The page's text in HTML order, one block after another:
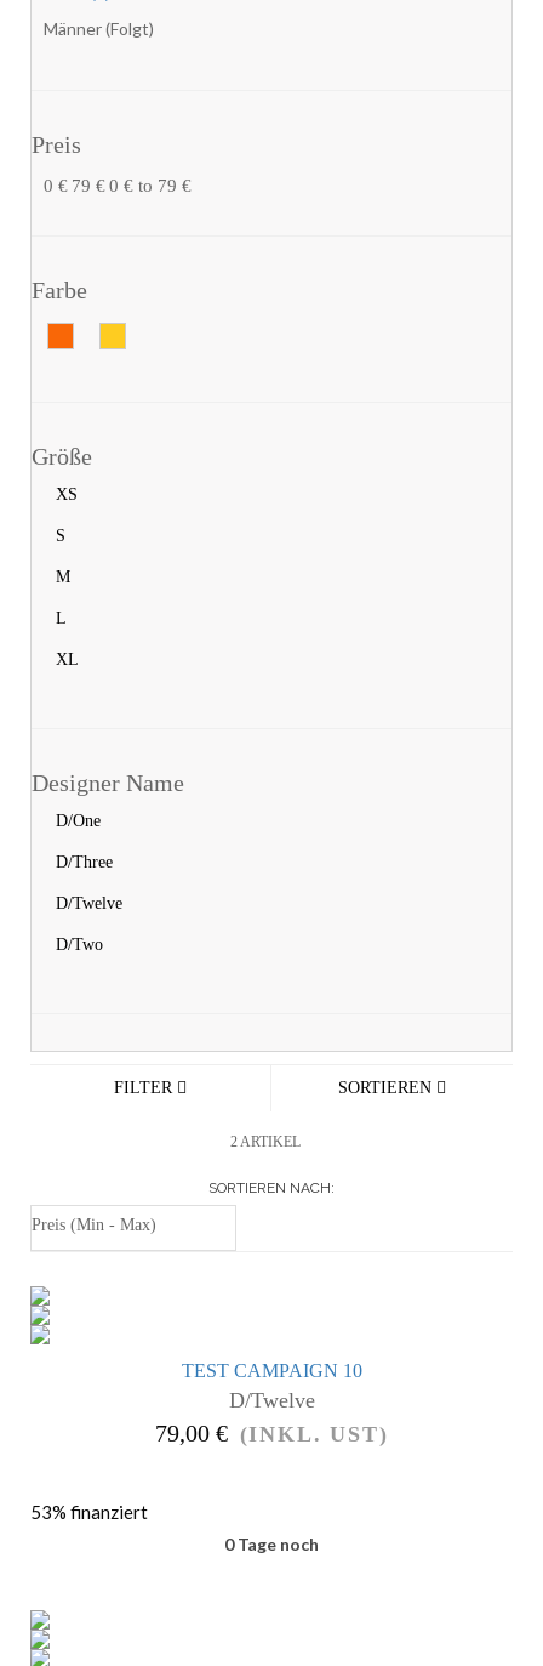
Männer (Folgt)
Preis
0 € 79 €0 € to 79 €
Farbe
Größe
XS
S
M
L
XL
Designer Name
D/One
D/Three
D/Twelve
D/Two
FILTER SORTIEREN
2 ARTIKEL
SORTIEREN NACH
TEST CAMPAIGN 10
D/Twelve
79,00 € (INKL. UST)
53% finanziert
0 Tage noch